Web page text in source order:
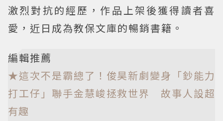
激烈對抗的經歷，作品上架後獲得讀者喜
愛，近日成為教保文庫的暢銷書籍。
編輯推薦
★這次不是霸總了！俊昊新劇變身「鈔能力
打工仔」聯手金慧峻拯救世界 故事人設超
有趣